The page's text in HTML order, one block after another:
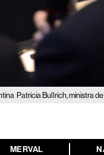
Patricia Bullrich, ministra
MERVAL